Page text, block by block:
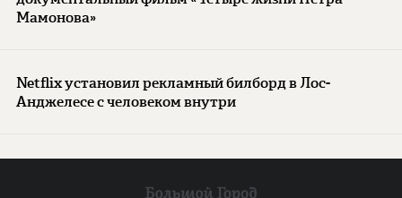
Мамонова»
Netflix установил рекламный билборд в Лос-
Анджелесе с человеком внутри